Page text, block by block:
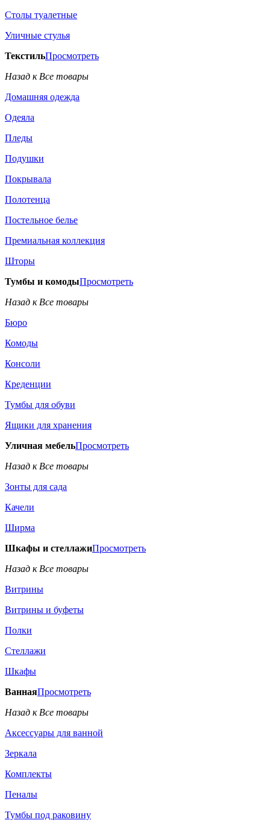
Столы туалетные
Уличные стулья
ТекстильПросмотреть
Назад к Все товары
Домашняя одежда
Одеяла
Пледы
Подушки
Покрывала
Полотенца
Постельное белье
Премиальная коллекция
Шторы
Тумбы и комодыПросмотреть
Назад к Все товары
Бюро
Комоды
Консоли
Креденции
Тумбы для обуви
Ящики для хранения
Уличная мебельПросмотреть
Назад к Все товары
Зонты для сада
Качели
Ширма
Шкафы и стеллажиПросмотреть
Назад к Все товары
Витрины
Витрины и буфеты
Полки
Стеллажи
Шкафы
ВаннаяПросмотреть
Назад к Все товары
Аксессуары для ванной
Зеркала
Комплекты
Пеналы
Тумбы под раковину